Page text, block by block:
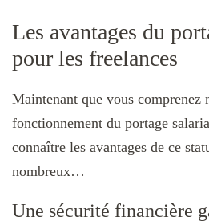
Les avantages du
pour les freelances
Maintenant que vous comprenez
fonctionnement du portage
connaître les avantages de ce
nombreux…
Une sécurité financière